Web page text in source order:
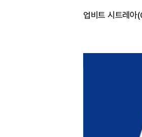
업비트 시트레